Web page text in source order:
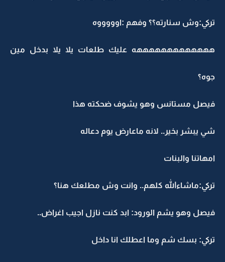
تركي:وش سنارته؟؟ وفهم :اوووووه
هههههههههههههه عليك طلعات يلا يلا بدخل مين
جوه؟
فيصل مستانس وهو يشوف ضحكته هذا
شي يبشر بخير.. لانه ماعارض يوم دعاله
امهاتنا والبنات
تركي:ماشاءالله كلهم.. وانت وش مطلعك هنا؟
فيصل وهو يشم الورود: ابد كنت نازل اجيب اغراض..
تركي: بسك شم وما اعطلك انا داخل